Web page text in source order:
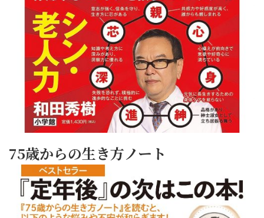
75歳からの生き方ノート